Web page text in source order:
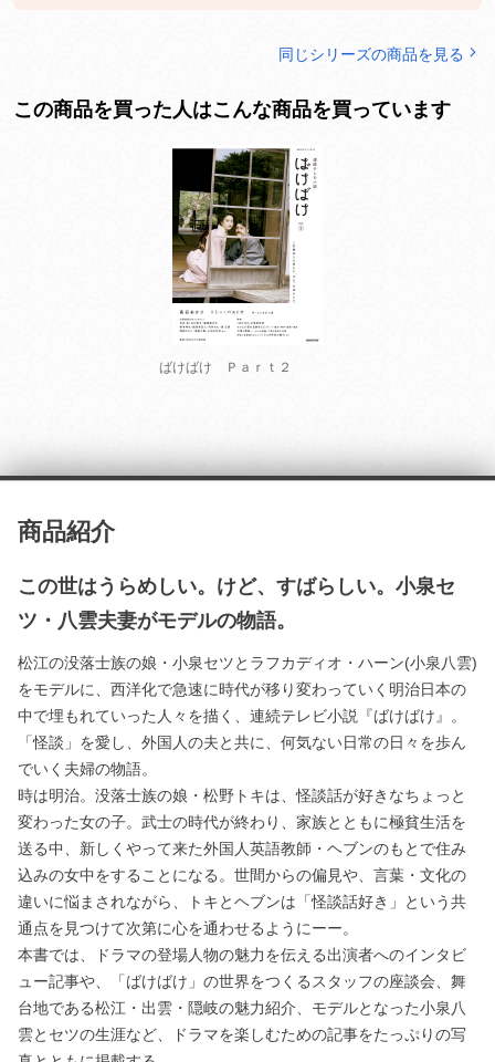
同じシリーズの商品を見る
この商品を買った人はこんな商品を買っています
ばけばけ Ｐａｒｔ２
商品紹介
この世はうらめしい。けど、すばらしい。小泉セ
ツ・八雲夫妻がモデルの物語。
松江の没落士族の娘・小泉セツとラフカディオ・ハーン(小泉八雲)
をモデルに、西洋化で急速に時代が移り変わっていく明治日本の
中で埋もれていった人々を描く、連続テレビ小説『ばけばけ』。
「怪談」を愛し、外国人の夫と共に、何気ない日常の日々を歩ん
でいく夫婦の物語。
時は明治。没落士族の娘・松野トキは、怪談話が好きなちょっと
変わった女の子。武士の時代が終わり、家族とともに極貧生活を
送る中、新しくやって来た外国人英語教師・ヘブンのもとで住み
込みの女中をすることになる。世間からの偏見や、言葉・文化の
違いに悩まされながら、トキとヘブンは「怪談話好き」という共
通点を見つけて次第に心を通わせるようにーー。
本書では、ドラマの登場人物の魅力を伝える出演者へのインタビ
ュー記事や、「ばけばけ」の世界をつくるスタッフの座談会、舞
台地である松江・出雲・隠岐の魅力紹介、モデルとなった小泉八
雲とセツの生涯など、ドラマを楽しむための記事をたっぷりの写